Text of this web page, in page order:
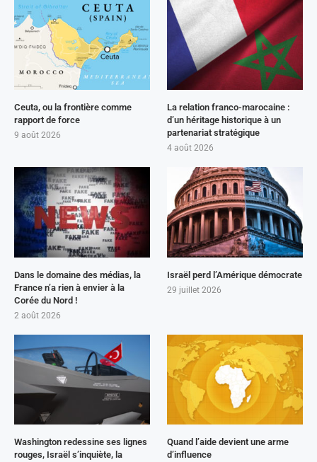
Ceuta, ou la frontière comme
rapport de force
9 août 2026
La relation franco-marocaine :
d’un héritage historique à un
partenariat stratégique
4 août 2026
Dans le domaine des médias, la
France n’a rien à envier à la
Corée du Nord !
2 août 2026
Israël perd l’Amérique démocrate
29 juillet 2026
Washington redessine ses lignes
rouges, Israël s’inquiète, la
Quand l’aide devient une arme
d’influence